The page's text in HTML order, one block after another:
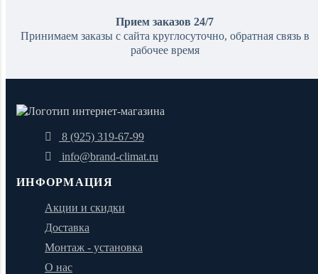
Прием заказов 24/7
Принимаем заказы с сайта круглосуточно, обратная связь в
рабочее время
8 (925) 319-67-99
info@brand-climat.ru
ИНФОРМАЦИЯ
Акции и скидки
Доставка
Монтаж - установка
О нас